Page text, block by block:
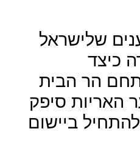
שלישראל
כיצד
הר הבית
האריות סיפק
ביישום